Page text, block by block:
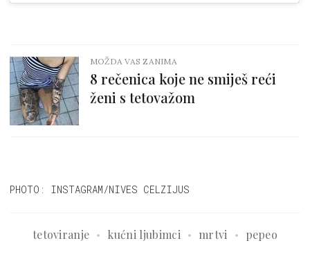
MOŽDA VAS ZANIMA
8 rečenica koje ne smiješ reći
ženi s tetovažom
PHOTO: INSTAGRAM/NIVES CELZIJUS
tetoviranje kućni ljubimci mrtvi pepeo